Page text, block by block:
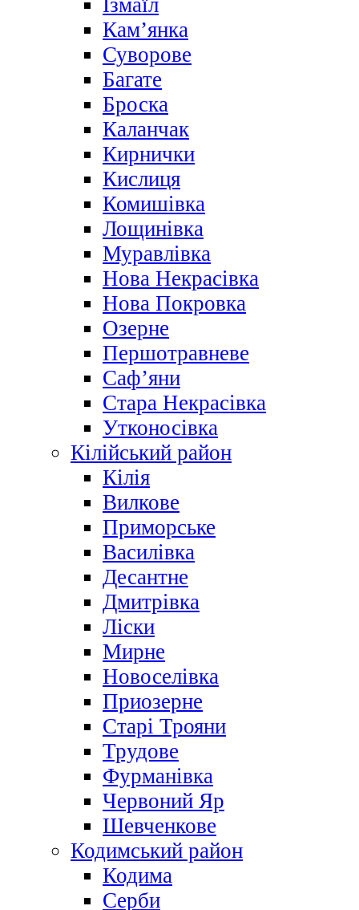
Ізмаїл
Кам’янка
Суворове
Багате
Броска
Каланчак
Кирнички
Кислиця
Комишівка
Лощинівка
Муравлівка
Нова Некрасівка
Нова Покровка
Озерне
Першотравневе
Саф’яни
Стара Некрасівка
Утконосівка
Кілійський район
Кілія
Вилкове
Приморське
Василівка
Десантне
Дмитрівка
Ліски
Мирне
Новоселівка
Приозерне
Старі Трояни
Трудове
Фурманівка
Червоний Яр
Шевченкове
Кодимський район
Кодима
Серби